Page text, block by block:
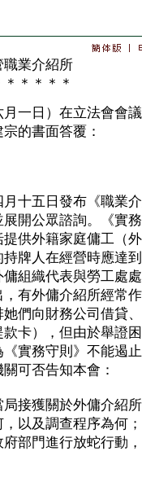
職業介紹所
＊＊＊＊
日）在立法會會議
的書面答覆：
五日發布《職業介
開公眾諮詢。《實
供外籍家庭傭工（
牌人在經營時應達
組織代表與勞工處
有外傭介紹所經常
們向財務公司借貸
卡），但由於舉證
實務守則》不能遏
可否告知本會：
局接獲關於外傭介紹
以及調查程序為何
部門進行放蛇行動